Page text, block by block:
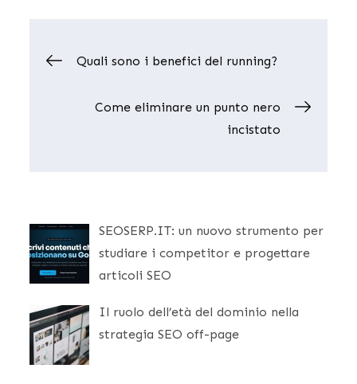
Navigazione
articoli
Quali sono i benefici del running?
Come eliminare un punto nero
incistato
SEOSERP.IT: un nuovo strumento per
studiare i competitor e progettare
articoli SEO
Il ruolo dell’età del dominio nella
strategia SEO off-page